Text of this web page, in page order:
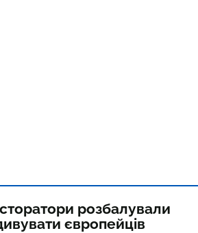
розбалували
європейців